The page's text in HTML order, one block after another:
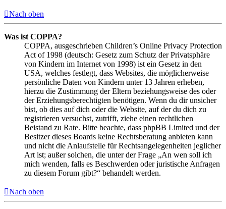
Nach oben
Was ist COPPA?
COPPA, ausgeschrieben Children’s Online Privacy Protection
Act of 1998 (deutsch: Gesetz zum Schutz der Privatsphäre
von Kindern im Internet von 1998) ist ein Gesetz in den
USA, welches festlegt, dass Websites, die möglicherweise
persönliche Daten von Kindern unter 13 Jahren erheben,
hierzu die Zustimmung der Eltern beziehungsweise des oder
der Erziehungsberechtigten benötigen. Wenn du dir unsicher
bist, ob dies auf dich oder die Website, auf der du dich zu
registrieren versuchst, zutrifft, ziehe einen rechtlichen
Beistand zu Rate. Bitte beachte, dass phpBB Limited und der
Besitzer dieses Boards keine Rechtsberatung anbieten kann
und nicht die Anlaufstelle für Rechtsangelegenheiten jeglicher
Art ist; außer solchen, die unter der Frage „An wen soll ich
mich wenden, falls es Beschwerden oder juristische Anfragen
zu diesem Forum gibt?“ behandelt werden.
Nach oben